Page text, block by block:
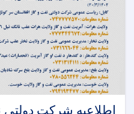
اطلاعیه شرکت دولتی